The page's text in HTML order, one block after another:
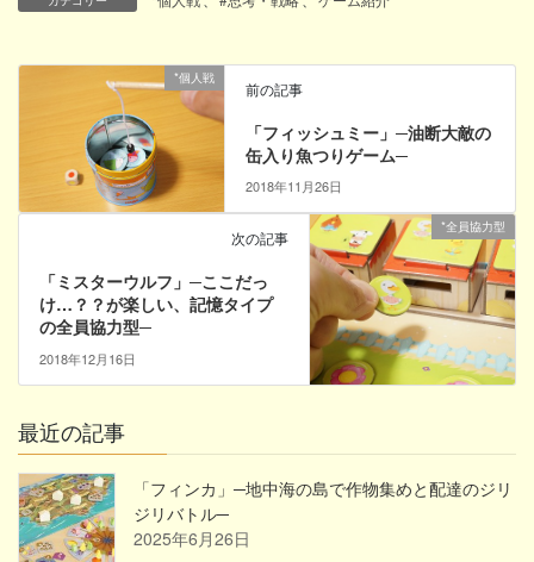
*個人戦
前の記事
「フィッシュミー」─油断大敵の
缶入り魚つりゲーム─
2018年11月26日
*全員協力型
次の記事
「ミスターウルフ」─ここだっ
け…？？が楽しい、記憶タイプ
の全員協力型─
2018年12月16日
最近の記事
「フィンカ」─地中海の島で作物集めと配達のジリ
ジリバトル─
2025年6月26日